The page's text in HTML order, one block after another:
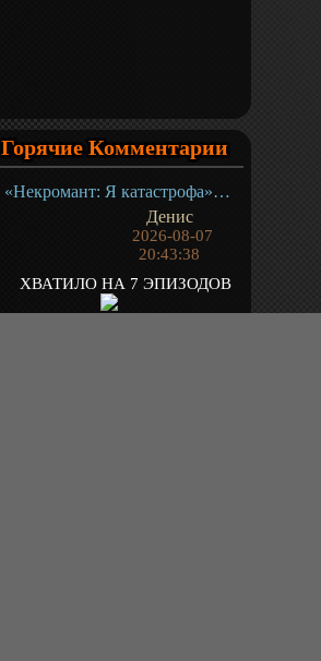
Горячие Комментарии
«Некромант: Я катастрофа» ТВ-1
Денис
2026-08-07
20:43:38
ХВАТИЛО НА 7 ЭПИЗОДОВ